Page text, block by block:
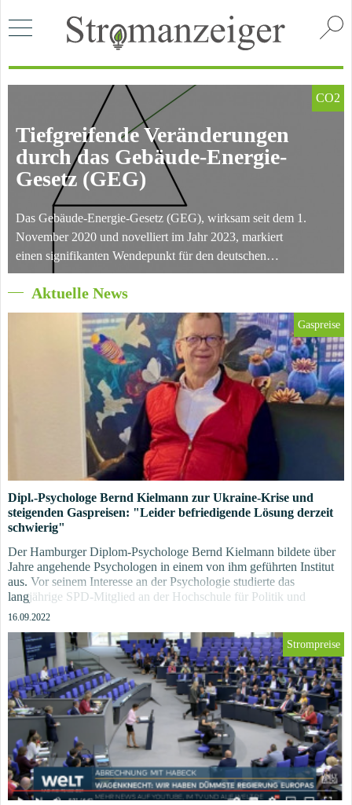
Index
CO2
Tiefgreifende Veränderungen
durch das Gebäude-Energie-
Gesetz (GEG)
Das Gebäude-Energie-Gesetz (GEG), wirksam seit dem 1.
November 2020 und novelliert im Jahr 2023, markiert
einen signifikanten Wendepunkt für den deutschen
Immobilienmarkt, mit weitreichenden Folgen für Vermieter,
Mieter und die Umwelt. Ziel des Gesetzes ist es, den
Energieverbrauch von Gebäuden zu reduzieren und eine
nachhaltigere Nutzung von Energiequellen zu fördern.
Doch was bedeutet die Umsetzung des GEG konkret, und
welche Auswirkungen hat sie?
Aktuelle News
Gaspreise
Dipl.-Psychologe Bernd Kielmann zur Ukraine-Krise und
steigenden Gaspreisen: "Leider befriedigende Lösung derzeit
schwierig"
Der Hamburger Diplom-Psychologe Bernd Kielmann bildete über
Jahre angehende Psychologen in einem von ihm geführten Institut
aus. Vor seinem Interesse an der Psychologie studierte das
langjährige SPD-Mitglied an der Hochschule für Politik und
Wirtschaft in Hamburg. Im Dialog mit einem politisch
ihn deshalb die "Gegenstimme" - versucht sich Bernd Kielmann der
Ukraine-Krise psychologisch wie politisch zu nähern. Wir geben
das ...
16.09.2022
Strompreise